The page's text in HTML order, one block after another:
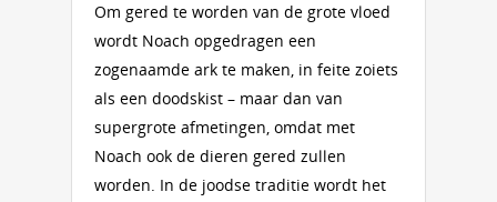
Om gered te worden van de grote vloed
wordt Noach opgedragen een
zogenaamde ark te maken, in feite zoiets
als een doodskist – maar dan van
supergrote afmetingen, omdat met
Noach ook de dieren gered zullen
worden. In de joodse traditie wordt het